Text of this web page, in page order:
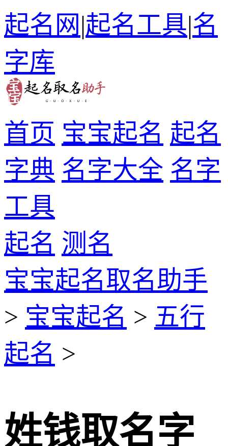
起名网|起名工具|名
字库
首页 宝宝起名 起名
字典 名字大全 名字
工具
起名 测名
宝宝起名取名助手
> 宝宝起名 > 五行
起名 >
姓钱取名字